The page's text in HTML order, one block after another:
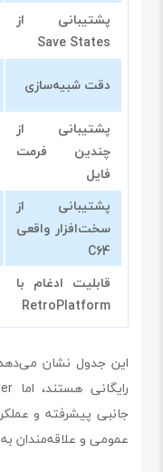
پشتیبانی از
Save States
دقت شبیه‌سازی
پشتیبانی از
چندین فرمت
فایل
پشتیبانی از
سخت‌افزار واقعی
C64
قابلیت ادغام با
RetroPlatform
این جدول نشان
جانبی پیشرفته و
عمومی و علاقه‌مندان